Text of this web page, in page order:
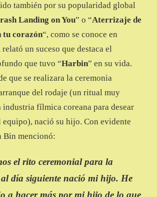
también por su popularidad global
Landing on You” o “Aterrizaje de
tu corazón“, como se conoce en
un suceso que destaca el
que tuvo “Harbin” en su vida.
que se realizara la ceremonia
del rodaje (un ritual muy
industria fílmica coreana para desear
equipo), nació su hijo. Con evidente
Bin mencionó:
el rito ceremonial para la
día siguiente nació mi hijo. He
a hacer más por mi hijo de lo que